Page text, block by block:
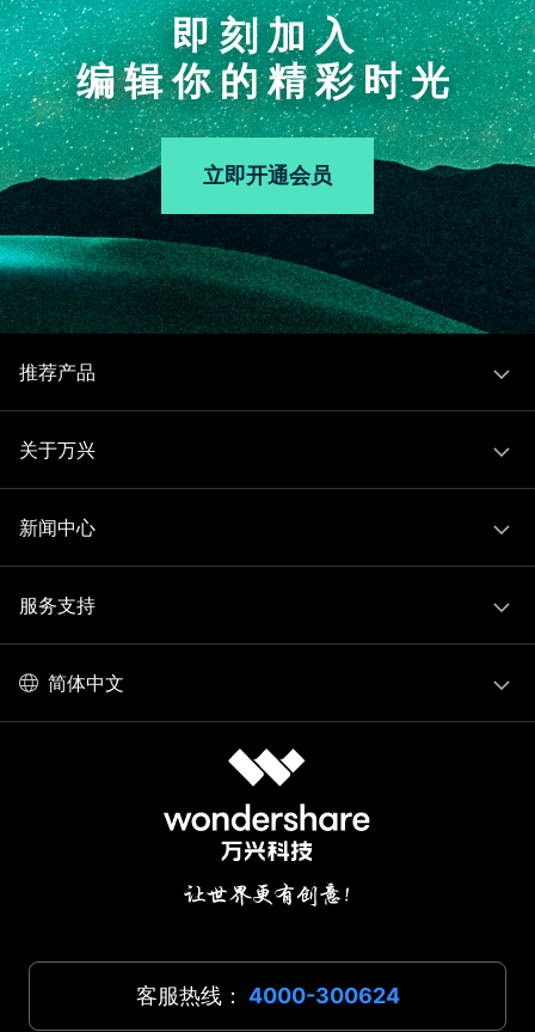
即刻加入
编辑你的精彩时光
立即开通会员
推荐产品
关于万兴
新闻中心
服务支持
简体中文
客服热线： 4000-300624